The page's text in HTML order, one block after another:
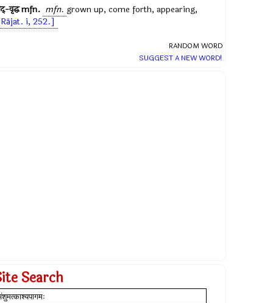
वृद्धmfn. mfn. grown up, come forth, appearing,
i, 252.]
RANDOM WORD
SUGGEST A NEW WORD!
Search